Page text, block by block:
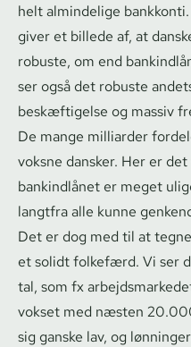
helt almindelige
giver et billede af, at
robuste, om end
ser også det robuste
beskæftigelse og massiv
De mange milliarder
voksne dansker. Her er
bankindlånet er meget
langtfra alle kunne
Det er dog med til at
et solidt folkefærd. Vi ser
tal, som fx
vokset med næsten
sig ganske lav, og